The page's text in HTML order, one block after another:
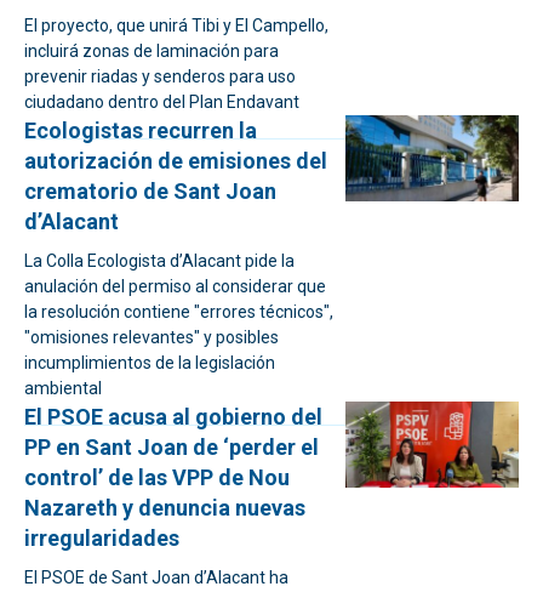
El proyecto, que unirá Tibi y El Campello,
incluirá zonas de laminación para
prevenir riadas y senderos para uso
ciudadano dentro del Plan Endavant
Ecologistas recurren la
autorización de emisiones del
crematorio de Sant Joan
d’Alacant
La Colla Ecologista d’Alacant pide la
anulación del permiso al considerar que
la resolución contiene "errores técnicos",
"omisiones relevantes" y posibles
incumplimientos de la legislación
ambiental
El PSOE acusa al gobierno del
PP en Sant Joan de ‘perder el
control’ de las VPP de Nou
Nazareth y denuncia nuevas
irregularidades
El PSOE de Sant Joan d’Alacant ha